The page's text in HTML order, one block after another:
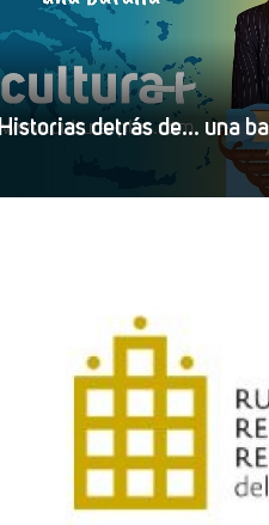
Historias detrás de... una